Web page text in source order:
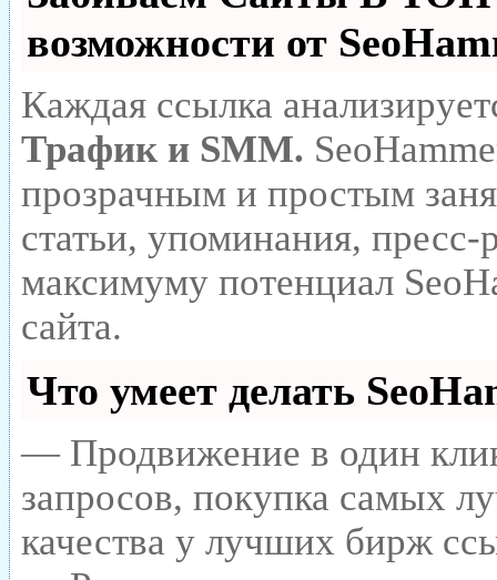
возможности от
Каждая ссылка
Трафик и SMM.
прозрачным и простым
статьи, упоминания,
максимуму потенциал
сайта.
Что умеет делать
— Продвижение в один
запросов, покупка самых
качества у лучших бирж